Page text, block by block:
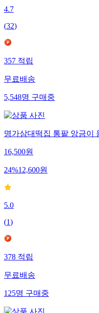
4.7
(32)
357적립
무료배송
5,548명구매중
명가삼대떡집 통팥 앙금이
16,500원
24%12,600원
5.0
(1)
378적립
무료배송
125명구매중